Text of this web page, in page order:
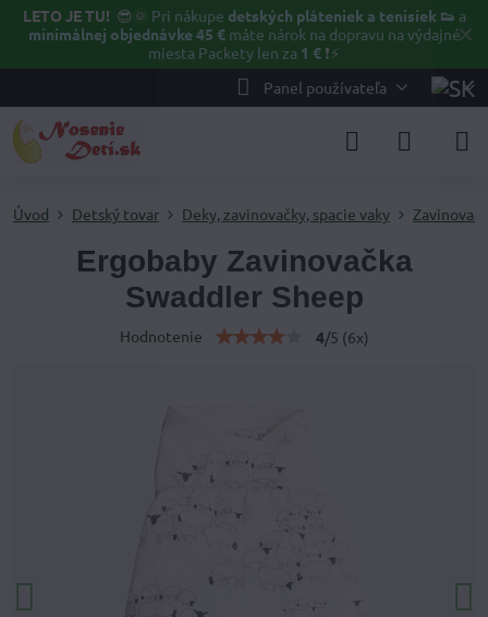
✕
LETO JE TU! 😎🌞 Pri nákupe detských pláteniek a tenisiek 👟 a
minimálnej objednávke 45 €máte nárok na dopravu na výdajné
miesta Packety len za 1 € ❗⚡️
Panel používateľa
Úvod Detský tovar Deky, zavinovačky, spacie vaky
Ergobaby Zavinovačka
Swaddler Sheep
Hodnotenie 4/5 (6x)